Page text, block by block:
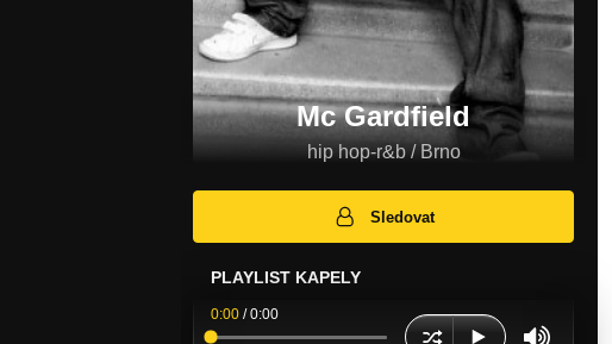
Mc Gardfield
hip hop-r&b / Brno
Sledovat
PLAYLIST KAPELY
0:00 /0:00